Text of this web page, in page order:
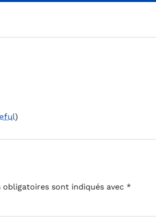
)
obligatoires sont indiqués avec *